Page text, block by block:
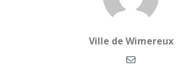
Ville de Wimereux